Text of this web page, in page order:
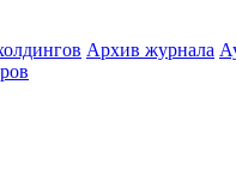
Архив журнала